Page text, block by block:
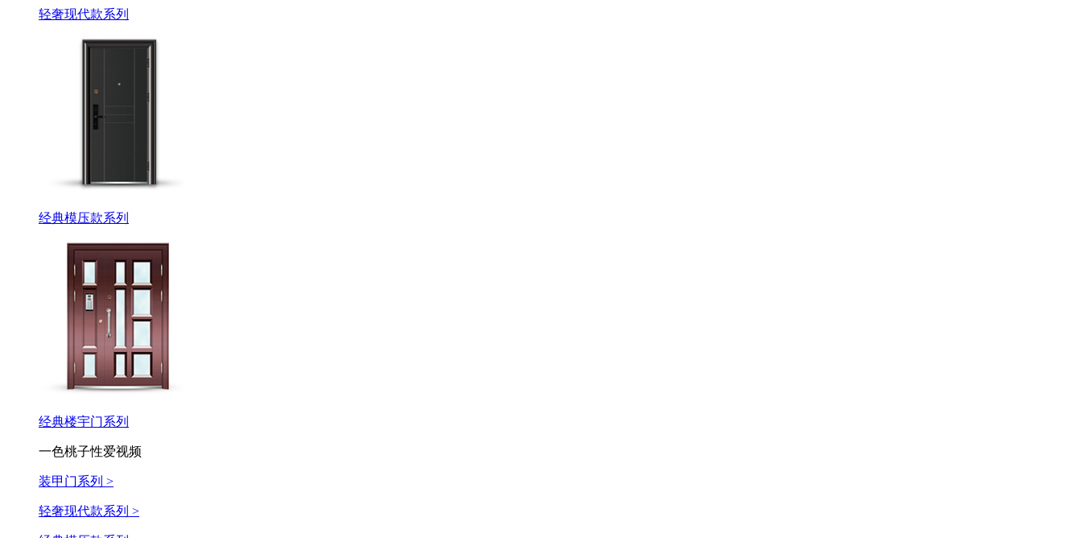
轻奢现代款系列
经典模压款系列
经典楼宇门系列
一色桃子性爱视频
装甲门系列 >
轻奢现代款系列 >